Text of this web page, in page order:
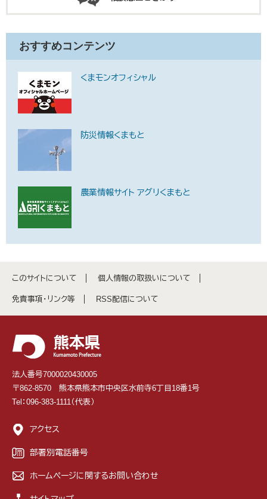
おすすめコンテンツ
くまモンオフィシャル
防災情報くまもと
農業情報サイト アグリくまもと
このサイトについて 個人情報の取扱いについて
免責事項・リンク等 RSS配信について
法人番号7000020430005
〒862-8570 熊本県熊本市中央区水前寺6丁目18番1号
Tel：096-383-1111（代表）
アクセス
部署別電話番号
ホームページに関するお問い合わせ